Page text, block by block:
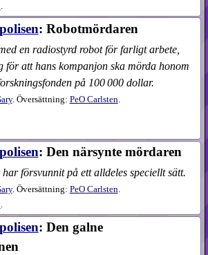
: Robotmördaren
en radiostyrd robot för farligt arbete,
för att hans kompanjon ska mörda honom
på 100 000 dollar.
. Översättning: PeO Carlsten.
: Den närsynte mördaren
försvunnit på ett alldeles speciellt sätt.
. Översättning: PeO Carlsten.
.
: Den galne